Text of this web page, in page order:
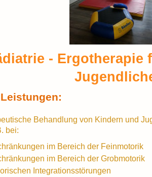
- Ergotherapie
Behandlung von Kindern und
bei:
im Bereich der Feinmotorik
im Bereich der Grobmotorik
Integrationsstörungen